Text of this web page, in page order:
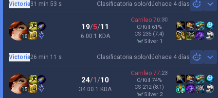
Clasificatoria solo/dúohace 4 días
Victoria31 min 53 s
16
19/5/11
6.00:1 KDA
Carrileo 70:30
C/Kill 61 %
CS 235 (7.4)
silver 1
Clasificatoria solo/dúohace 4 días
Victoria26 min 11 s
15
24/1/10
34.00:1 KDA
Carrileo 77:23
C/Kill 74%
CS 212 (8.1)
silver 2